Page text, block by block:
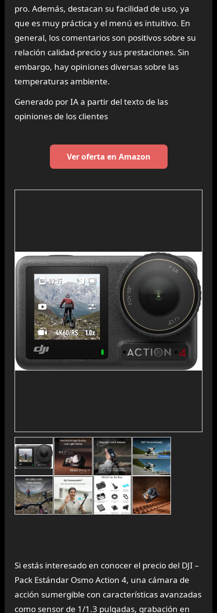
pro. Además, destacan su facilidad de uso, ya
que es muy práctica y el menú es intuitivo. En
general, los comentarios son positivos sobre su
relación calidad-precio y sus prestaciones. Sin
embargo, hay opiniones diversas sobre las
temperaturas ambiente.
Generado por IA a partir del texto de las
opiniones de los clientes
Ver oferta en Amazon
Si estás interesado en conocer el precio del DJI –
Pack Estándar Osmo Action 4, una cámara de
acción sumergible con características avanzadas
como sensor de 1/1.3 pulgadas, grabación en